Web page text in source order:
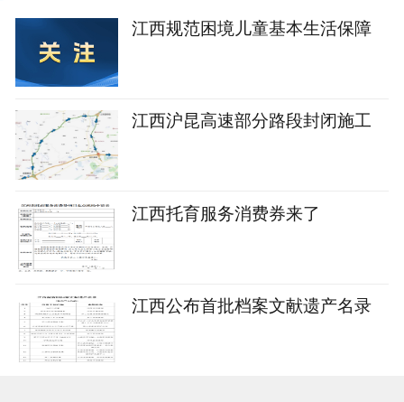
江西规范困境儿童基本生活保障
江西沪昆高速部分路段封闭施工
江西托育服务消费券来了
江西公布首批档案文献遗产名录